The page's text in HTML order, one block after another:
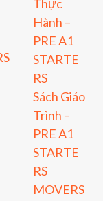
Thực
Hành –
PRE A1
STARTE
RS
Sách Giáo
Trình –
PRE A1
STARTE
RS
MOVERS